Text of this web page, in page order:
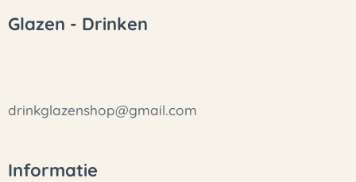
Glazen - Drinken
drinkglazenshop@gmail.com
Informatie